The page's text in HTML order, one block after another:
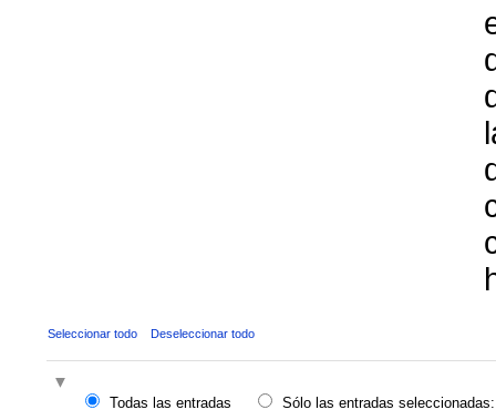
Seleccionar todo Deseleccionar todo
Todas las entradas
Sólo las entradas seleccionadas: